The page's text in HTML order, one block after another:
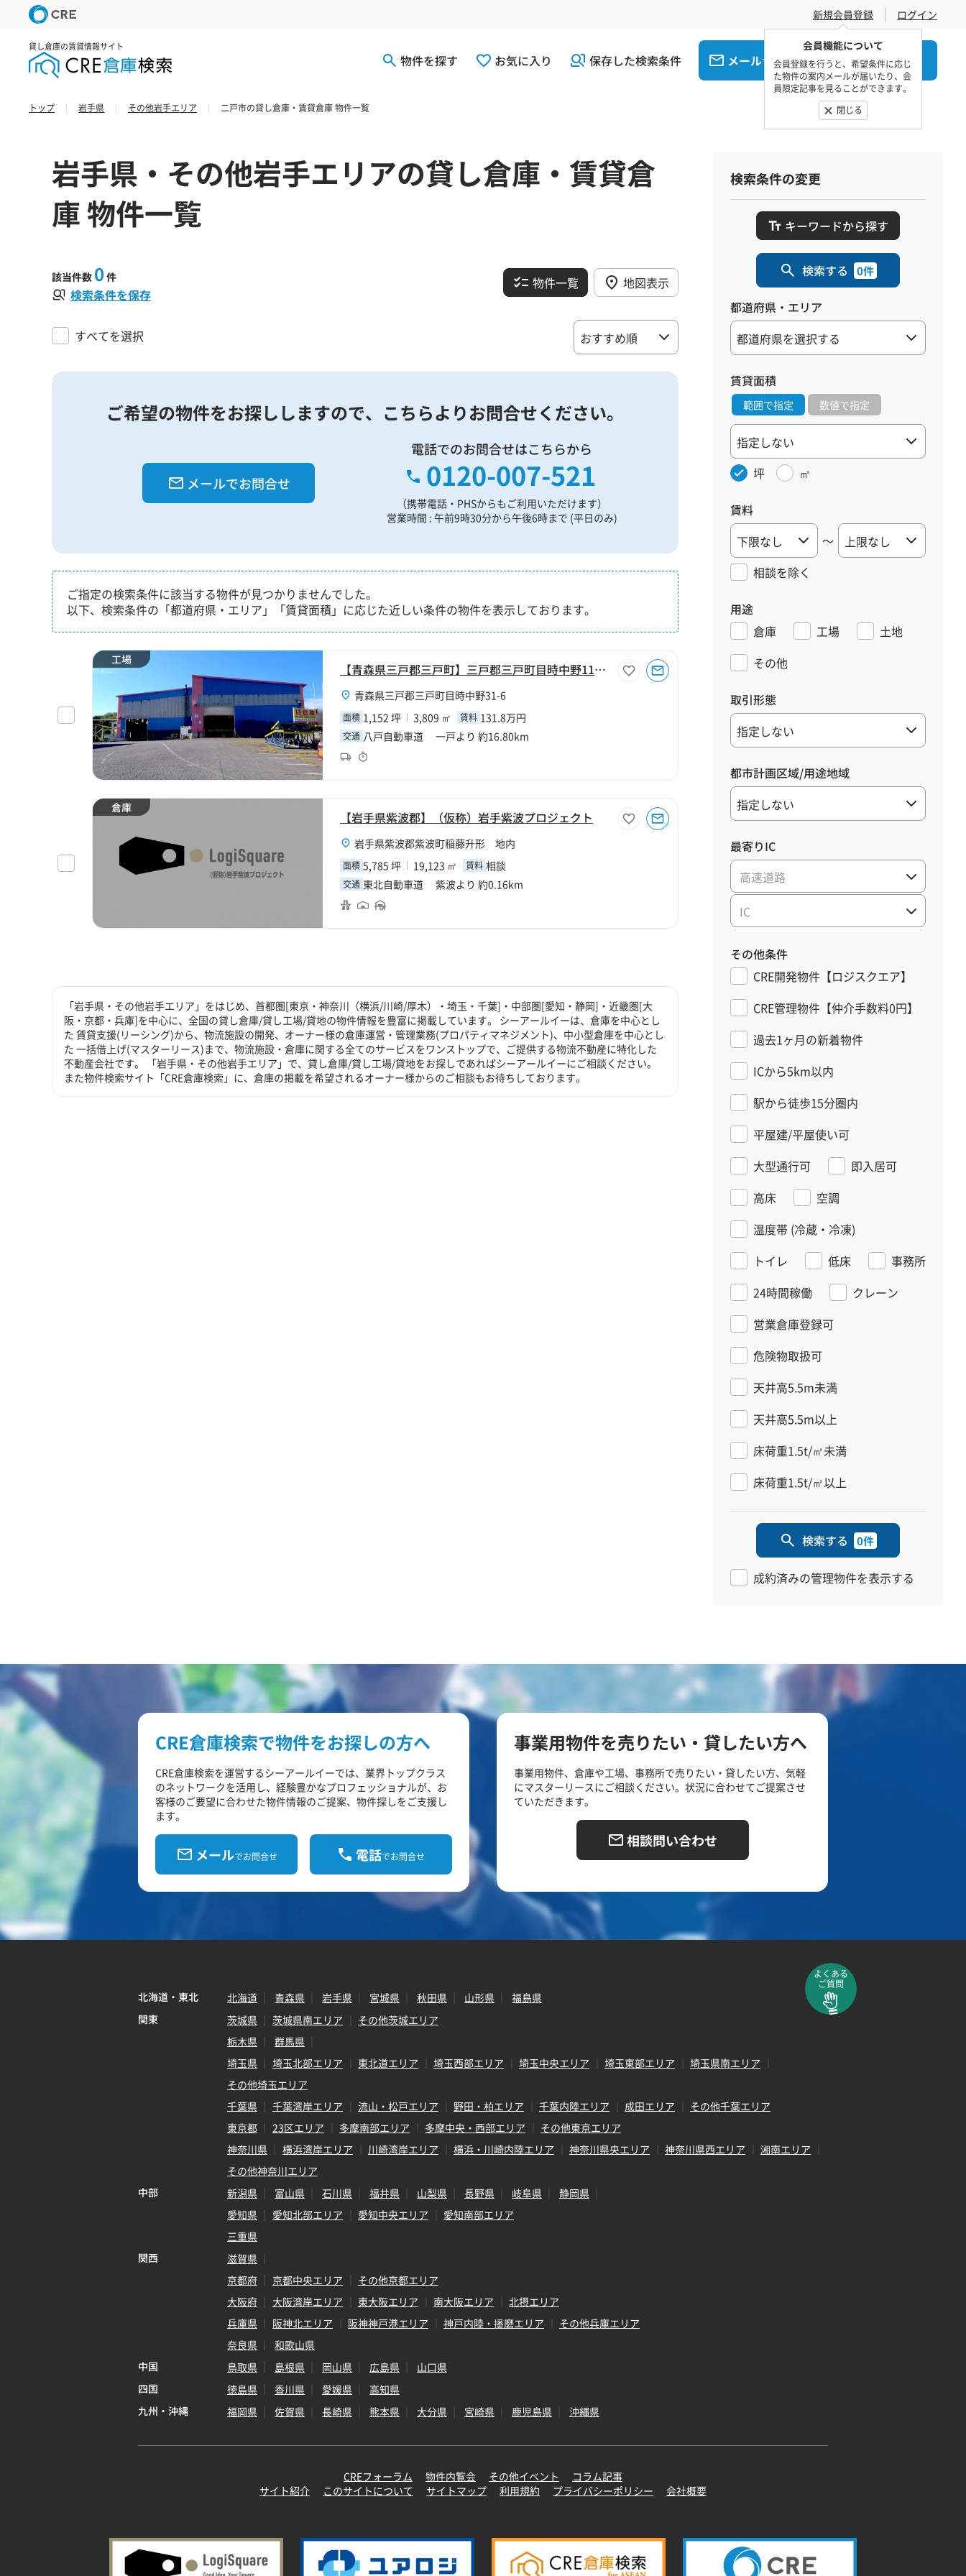
新規会員登録
会員機能について
会員登録を行うと、希望条件に応じ
た物件の案内メールが届いたり、会
員限定記事を見ることができます。
閉じる
ログイン
貸し倉庫の賃貸情報サイト
物件を探す お気に入り 保存した検索条件 メールでお問合せ 電話でお問合せ
トップ 岩手県 その他岩手エリア 二戸市の貸し倉庫・賃貸倉庫 物件一覧
岩手県・その他岩手エリアの貸し倉庫・賃貸倉
庫 物件一覧
該当件数 0 件
検索条件を保存
物件一覧 地図表示
すべてを選択
ご希望の物件をお探ししますので、 こちらよりお問合せください。
メールでお問合せ
電話でのお問合せはこちらから
0120-007-521
（携帯電話・PHSからもご利用いただけます）
営業時間 : 午前9時30分から午後6時まで (平日のみ)
ご指定の検索条件に該当する物件が見つかりませんでした。
以下、検索条件の「都道府県・エリア」「賃貸面積」に応じた近しい条件の物件を表示しております。
工場
【青森県三戸郡三戸町】三戸郡三戸町目時中野1152坪工場
青森県三戸郡三戸町目時中野31-6
面積 1,152 坪 3,809 ㎡ 賃料 131.8万円
交通 八戸自動車道 一戸より 約16.80km
倉庫
【岩手県紫波郡】（仮称）岩手紫波プロジェクト
岩手県紫波郡紫波町稲藤升形 地内
面積 5,785 坪 19,123 ㎡ 賃料 相談
交通 東北自動車道 紫波より 約0.16km
「岩手県・その他岩手エリア」をはじめ、首都圏[東京・神奈川（横浜/川崎/厚木）・埼玉・千葉]・中部圏[愛知・静岡]・近畿圏[大
阪・京都・兵庫]を中心に、全国の貸し倉庫/貸し工場/貸地の物件情報を豊富に掲載しています。 シーアールイーは、倉庫を中心とし
た 賃貸支援(リーシング)から、物流施設の開発、オーナー様の倉庫運営・管理業務(プロパティマネジメント)、中小型倉庫を中心とし
た 一括借上げ(マスターリース)まで、物流施設・倉庫に関する全てのサービスをワンストップで、ご提供する物流不動産に特化した
不動産会社です。 「岩手県・その他岩手エリア」で、貸し倉庫/貸し工場/貸地をお探しであればシーアールイーにご相談ください。
また物件検索サイト「CRE倉庫検索」に、倉庫の掲載を希望されるオーナー様からのご相談もお待ちしております。
検索条件の変更
キーワードから探す
検索する 0件
都道府県・エリア
賃貸面積
範囲で指定 数値で指定
坪 ㎡
賃料
～
相談を除く
用途
倉庫
工場
土地
その他
取引形態
都市計画区域/用途地域
最寄りIC
高速道路
IC
その他条件
CRE開発物件【ロジスクエア】
CRE管理物件【仲介手数料0円】
過去1ヶ月の新着物件
ICから5km以内
駅から徒歩15分圏内
平屋建/平屋使い可
大型通行可
即入居可
高床
空調
温度帯 (冷蔵・冷凍)
トイレ
低床
事務所
24時間稼働
クレーン
営業倉庫登録可
危険物取扱可
天井高5.5m未満
天井高5.5m以上
床荷重1.5t/㎡未満
床荷重1.5t/㎡以上
検索する 0件
成約済みの管理物件を表示する
CRE倉庫検索で物件をお探しの方へ
CRE倉庫検索を運営するシーアールイーでは、業界トップクラス
のネットワークを活用し、経験豊かなプロフェッショナルが、お
客様のご要望に合わせた物件情報のご提案、物件探しをご支援し
ます。
メールでお問合せ 電話でお問合せ
事業用物件を売りたい・貸したい方へ
事業用物件、倉庫や工場、事務所で売りたい・貸したい方、気軽
にマスターリースにご相談ください。状況に合わせてご提案させ
ていただきます。
相談問い合わせ
よくある
ご質問
北海道・東北 北海道 青森県 岩手県 宮城県 秋田県 山形県
福島県
関東
茨城県 茨城県南エリア
その他茨城エリア
栃木県
群馬県
埼玉県
埼玉北部エリア 東北道エリア 埼玉西部エリア 埼玉中央エリア 埼玉東部エリア
埼玉県南エリア
その他埼玉エリア
千葉県
千葉湾岸エリア 流山・松戸エリア 野田・柏エリア 千葉内陸エリア 成田エリア
その他千葉エリア
東京都
23区エリア 多摩南部エリア 多摩中央・西部エリア
その他東京エリア
神奈川県
横浜湾岸エリア 川崎湾岸エリア 横浜・川崎内陸エリア 神奈川県央エリア 神奈川県西エリア
湘南エリア
その他神奈川エリア
中部
新潟県 富山県 石川県 福井県 山梨県 長野県 岐阜県
静岡県
愛知県
愛知北部エリア 愛知中央エリア
愛知南部エリア
三重県
関西
滋賀県
京都府
京都中央エリア
その他京都エリア
大阪府
大阪湾岸エリア 東大阪エリア 南大阪エリア
北摂エリア
兵庫県
阪神北エリア 阪神神戸港エリア 神戸内陸・播磨エリア
その他兵庫エリア
奈良県
和歌山県
中国
鳥取県 島根県 岡山県 広島県
山口県
四国
徳島県 香川県 愛媛県
高知県
九州・沖縄
福岡県 佐賀県 長崎県 熊本県 大分県 宮崎県 鹿児島県 沖縄県
CREフォーラム 物件内覧会 その他イベント
コラム記事
サイト紹介
このサイトについて サイトマップ 利用規約 プライバシーポリシー 会社概要